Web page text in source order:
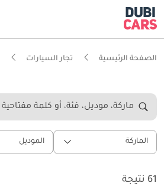
الصفحة الرئيسية تجار السيارات
ماركة، موديل، فئة، أو كلمة مفتاحية
الماركة الموديل
61 نتيجة